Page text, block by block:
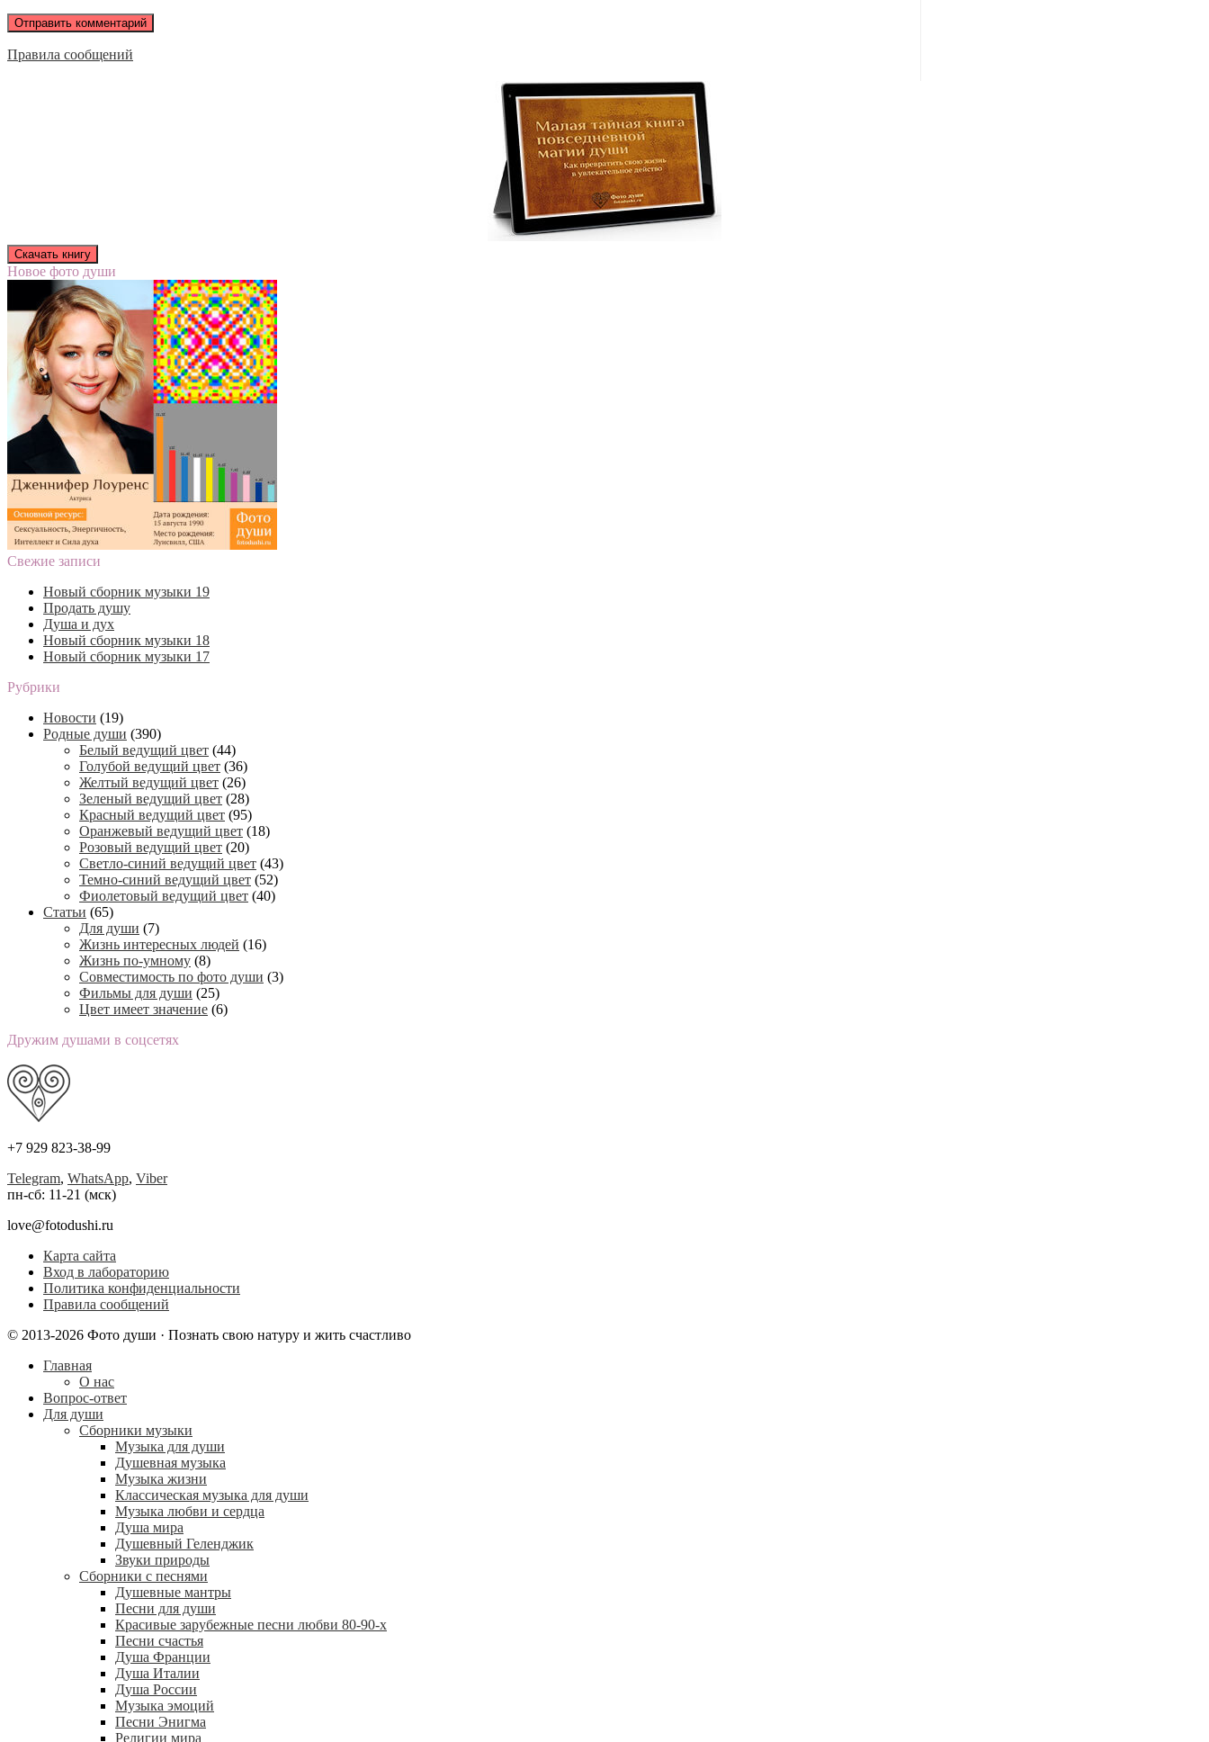
Правила сообщений
Новое фото души
Свежие записи
Новый сборник музыки 19
Продать душу
Душа и дух
Новый сборник музыки 18
Новый сборник музыки 17
Рубрики
Новости (19)
Родные души (390)
Белый ведущий цвет (44)
Голубой ведущий цвет (36)
Желтый ведущий цвет (26)
Зеленый ведущий цвет (28)
Красный ведущий цвет (95)
Оранжевый ведущий цвет (18)
Розовый ведущий цвет (20)
Светло-синий ведущий цвет (43)
Темно-синий ведущий цвет (52)
Фиолетовый ведущий цвет (40)
Статьи (65)
Для души (7)
Жизнь интересных людей (16)
Жизнь по-умному (8)
Совместимость по фото души (3)
Фильмы для души (25)
Цвет имеет значение (6)
Дружим душами в соцсетях
+7 929 823-38-99
Telegram, WhatsApp, Viber
пн-сб: 11-21 (мск)
love@fotodushi.ru
Карта сайта
Вход в лабораторию
Политика конфиденциальности
Правила сообщений
© 2013-2026 Фото души · Познать свою натуру и жить счастливо
Главная
О нас
Вопрос-ответ
Для души
Сборники музыки
Музыка для души
Душевная музыка
Музыка жизни
Классическая музыка для души
Музыка любви и сердца
Душа мира
Душевный Геленджик
Звуки природы
Сборники с песнями
Душевные мантры
Песни для души
Красивые зарубежные песни любви 80-90-х
Песни счастья
Душа Франции
Душа Италии
Душа России
Музыка эмоций
Песни Энигма
Религии мира